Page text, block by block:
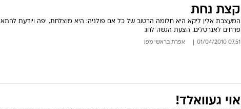
קצת נחת
המעצבת אלין ליקא היא חלומה הרטוב של כל אם פולניה: היא מוצלחת, יפה ויודעת
פרחים לאגרטלים. הצעת הגשה לחג
07:51 01/04/2010 אפרת בראשי מפן
אוי געוואלד!